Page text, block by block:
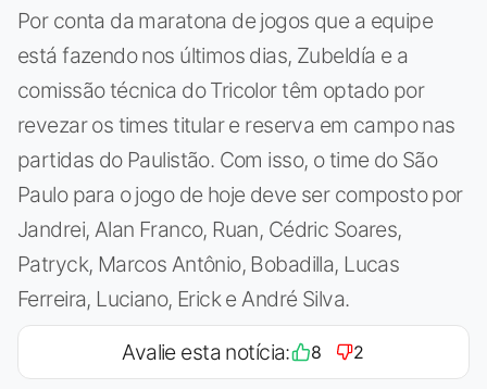
Por conta da maratona de jogos que a equipe
está fazendo nos últimos dias, Zubeldía e a
comissão técnica do Tricolor têm optado por
revezar os times titular e reserva em campo nas
partidas do Paulistão. Com isso, o time do São
Paulo para o jogo de hoje deve ser composto por
Jandrei, Alan Franco, Ruan, Cédric Soares,
Patryck, Marcos Antônio, Bobadilla, Lucas
Ferreira, Luciano, Erick e André Silva.
Avalie esta notícia: 8 2